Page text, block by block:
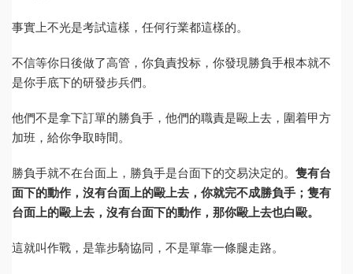
事實上不光是考試這樣，任何行業都這樣的。
不信等你日後做了高管，你負責投标，你發現勝負手根本就不
是你手底下的研發步兵們。
他們不是拿下訂單的勝負手，他們的職責是毆上去，圍着甲方
加班，給你争取時間。
勝負手就不在台面上，勝負手是台面下的交易決定的。 隻有台
面下的動作，沒有台面上的毆上去，你就完不成勝負手；隻有
台面上的毆上去，沒有台面下的動作，那你毆上去也白毆。
這就叫作戰，是靠步騎協同，不是單靠一條腿走路。